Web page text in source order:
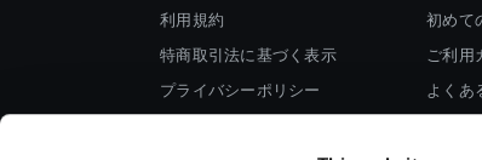
利用規約
特商取引法に基づく表示
プライバシーポリシー
初めて
ご利用
よくあ